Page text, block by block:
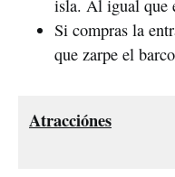
isla. Al igual que
Si compras la
que zarpe el
Atracciónes